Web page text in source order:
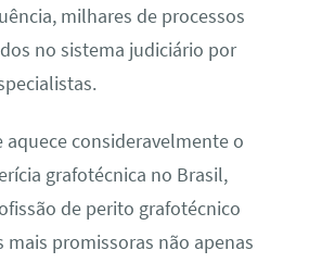
milhares de processos
no sistema judiciário por
aquece consideravelmente o
grafotécnica no Brasil,
de perito grafotécnico
mais promissoras não apenas